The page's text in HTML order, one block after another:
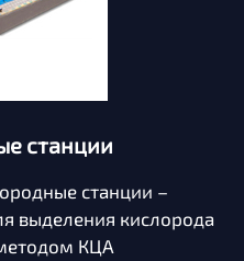
станции
станции –
выделения кислорода
КЦА